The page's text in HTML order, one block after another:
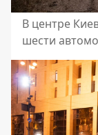
В центре
шести